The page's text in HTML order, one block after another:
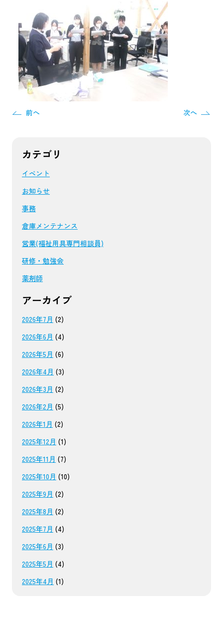
前へ 次へ
カテゴリ
イベント
お知らせ
事務
倉庫メンテナンス
営業(福祉用具専門相談員)
研修・勉強会
薬剤師
アーカイブ
2026年7月 (2)
2026年6月 (4)
2026年5月 (6)
2026年4月 (3)
2026年3月 (2)
2026年2月 (5)
2026年1月 (2)
2025年12月 (1)
2025年11月 (7)
2025年10月 (10)
2025年9月 (2)
2025年8月 (2)
2025年7月 (4)
2025年6月 (3)
2025年5月 (4)
2025年4月 (1)